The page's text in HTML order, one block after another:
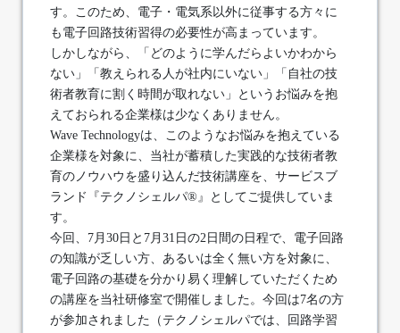
す。このため、電子・電気系以外に従事する方々に
も電子回路技術習得の必要性が高まっています。
しかしながら、「どのように学んだらよいかわから
ない」「教えられる人が社内にいない」「自社の技
術者教育に割く時間が取れない」というお悩みを抱
えておられる企業様は少なくありません。
Wave Technologyは、このようなお悩みを抱えている
企業様を対象に、当社が蓄積した実践的な技術者教
育のノウハウを盛り込んだ技術講座を、サービスブ
ランド『テクノシェルパ®』としてご提供していま
す。
今回、7月30日と7月31日の2日間の日程で、電子回路
の知識が乏しい方、あるいは全く無い方を対象に、
電子回路の基礎を分かり易く理解していただくため
の講座を当社研修室で開催しました。今回は7名の方
が参加されました（テクノシェルパでは、回路学習